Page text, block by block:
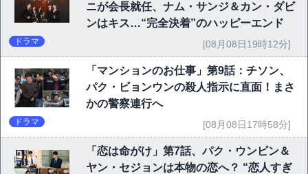
ニが会長就任、ナム・サンジ＆カン・ダビ
ンはキス…“完全決着”のハッピーエンド
ドラマ [08月08日19時12分]
「マンションのお仕事」第9話：チソン、
パク・ビョンウンの殺人指示に直面！まさ
かの警察連行へ
ドラマ [08月08日17時58分]
「恋は命がけ」第7話、パク・ウンビン＆
ヤン・セジョンは本物の恋へ？ “恋人すぎ